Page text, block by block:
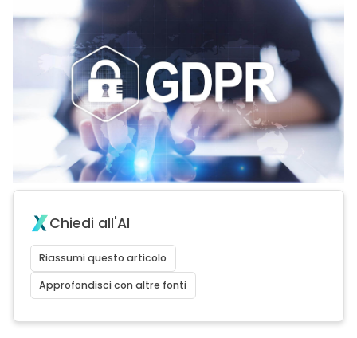
Chiedi all'AI
Riassumi questo articolo
Approfondisci con altre fonti